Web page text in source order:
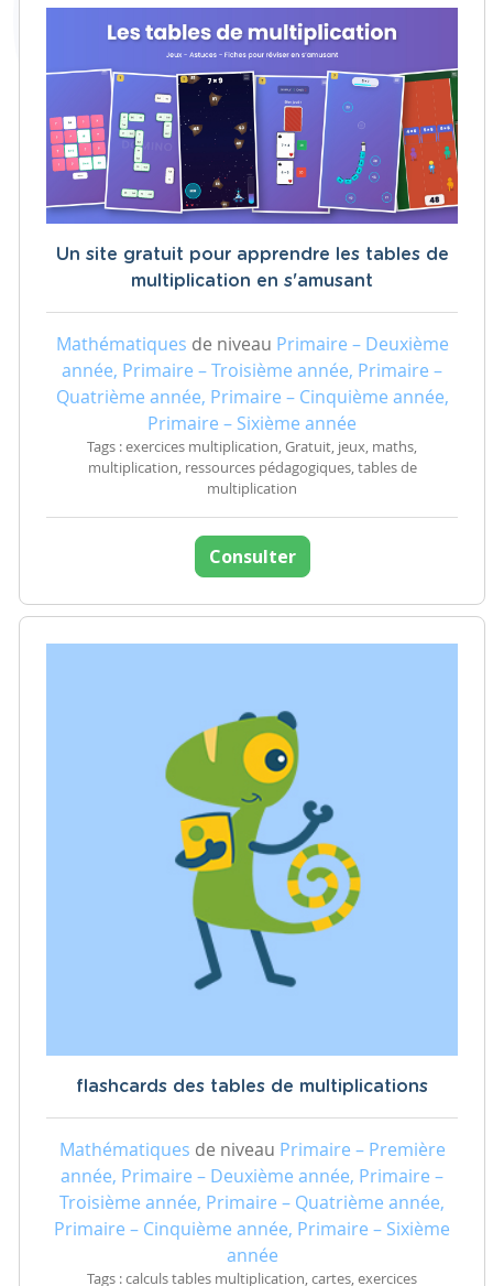
Un site gratuit pour apprendre les tables de
multiplication en s'amusant
Mathématiques de niveau Primaire – Deuxième
année, Primaire – Troisième année, Primaire –
Quatrième année, Primaire – Cinquième année,
Primaire – Sixième année
Tags : exercices multiplication, Gratuit, jeux, maths,
multiplication, ressources pédagogiques, tables de
multiplication
Consulter
flashcards des tables de multiplications
Mathématiques de niveau Primaire – Première
année, Primaire – Deuxième année, Primaire –
Troisième année, Primaire – Quatrième année,
Primaire – Cinquième année, Primaire – Sixième
année
Tags : calculs tables multiplication, cartes, exercices